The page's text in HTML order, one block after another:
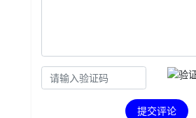
提交评论